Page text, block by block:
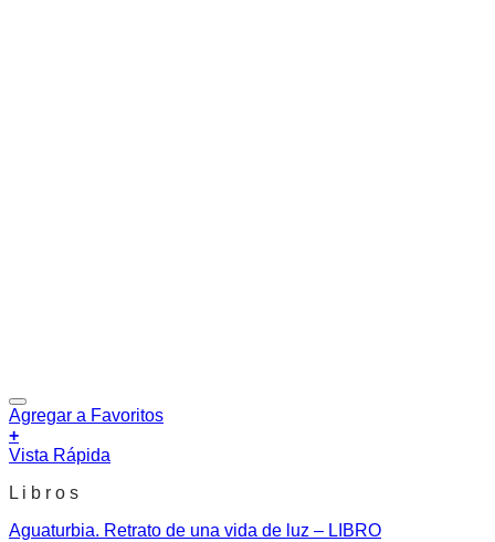
Agregar a Favoritos
+
Vista Rápida
L i b r o s
Aguaturbia. Retrato de una vida de luz – LIBRO